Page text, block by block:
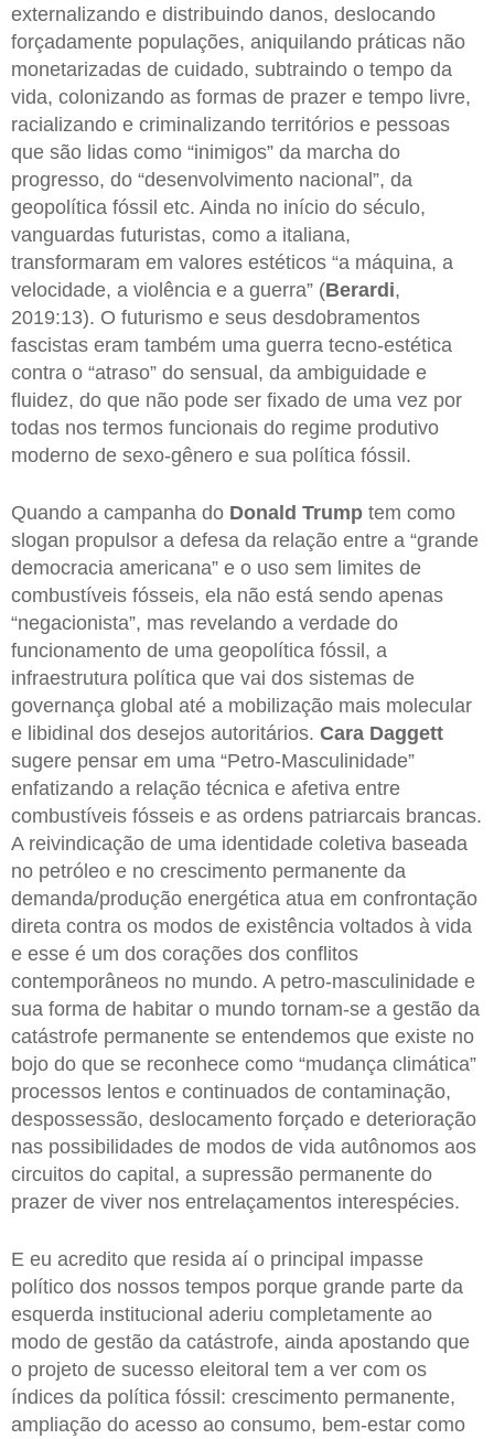
externalizando e distribuindo danos, deslocando
forçadamente populações, aniquilando práticas não
monetarizadas de cuidado, subtraindo o tempo da
vida, colonizando as formas de prazer e tempo livre,
racializando e criminalizando territórios e pessoas
que são lidas como “inimigos” da marcha do
progresso, do “desenvolvimento nacional”, da
geopolítica fóssil etc. Ainda no início do século,
vanguardas futuristas, como a italiana,
transformaram em valores estéticos “a máquina, a
velocidade, a violência e a guerra” (Berardi,
2019:13). O futurismo e seus desdobramentos
fascistas eram também uma guerra tecno-estética
contra o “atraso” do sensual, da ambiguidade e
fluidez, do que não pode ser fixado de uma vez por
todas nos termos funcionais do regime produtivo
moderno de sexo-gênero e sua política fóssil.
Quando a campanha do Donald Trump tem como
slogan propulsor a defesa da relação entre a “grande
democracia americana” e o uso sem limites de
combustíveis fósseis, ela não está sendo apenas
“negacionista”, mas revelando a verdade do
funcionamento de uma geopolítica fóssil, a
infraestrutura política que vai dos sistemas de
governança global até a mobilização mais molecular
e libidinal dos desejos autoritários. Cara Daggett
sugere pensar em uma “Petro-Masculinidade”
enfatizando a relação técnica e afetiva entre
combustíveis fósseis e as ordens patriarcais brancas.
A reivindicação de uma identidade coletiva baseada
no petróleo e no crescimento permanente da
demanda/produção energética atua em confrontação
direta contra os modos de existência voltados à vida
e esse é um dos corações dos conflitos
contemporâneos no mundo. A petro-masculinidade e
sua forma de habitar o mundo tornam-se a gestão da
catástrofe permanente se entendemos que existe no
bojo do que se reconhece como “mudança climática”
processos lentos e continuados de contaminação,
despossessão, deslocamento forçado e deterioração
nas possibilidades de modos de vida autônomos aos
circuitos do capital, a supressão permanente do
prazer de viver nos entrelaçamentos interespécies.
E eu acredito que resida aí o principal impasse
político dos nossos tempos porque grande parte da
esquerda institucional aderiu completamente ao
modo de gestão da catástrofe, ainda apostando que
o projeto de sucesso eleitoral tem a ver com os
índices da política fóssil: crescimento permanente,
ampliação do acesso ao consumo, bem-estar como